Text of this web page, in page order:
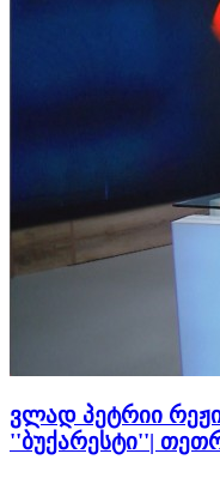
ვლად პეტრიი
''ბუქარესტი''|